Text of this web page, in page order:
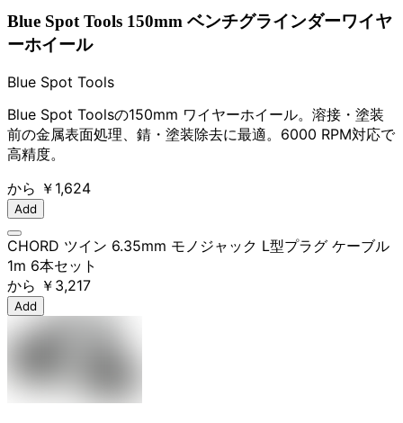
Blue Spot Tools 150mm ベンチグラインダーワイヤ
ーホイール
Blue Spot Tools
Blue Spot Toolsの150mm ワイヤーホイール。溶接・塗装
前の金属表面処理、錆・塗装除去に最適。6000 RPM対応で
高精度。
から ￥1,624
Add
CHORD ツイン 6.35mm モノジャック L型プラグ ケーブル
1m 6本セット
から ￥3,217
Add